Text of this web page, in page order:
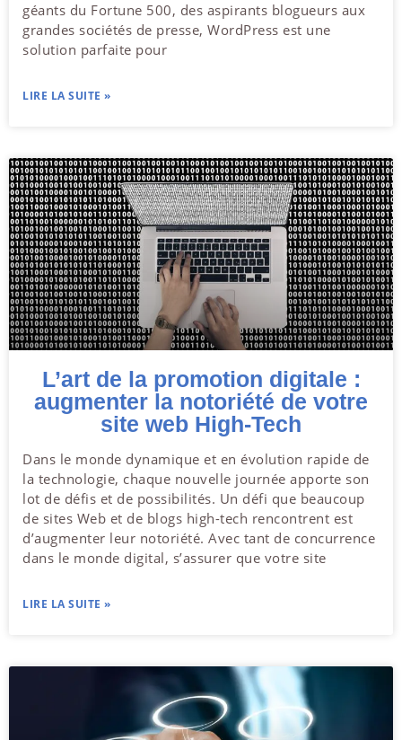
géants du Fortune 500, des aspirants blogueurs aux
grandes sociétés de presse, WordPress est une
solution parfaite pour
LIRE LA SUITE »
L’art de la promotion digitale :
augmenter la notoriété de votre
site web High-Tech
Dans le monde dynamique et en évolution rapide de
la technologie, chaque nouvelle journée apporte son
lot de défis et de possibilités. Un défi que beaucoup
de sites Web et de blogs high-tech rencontrent est
d’augmenter leur notoriété. Avec tant de concurrence
dans le monde digital, s’assurer que votre site
LIRE LA SUITE »